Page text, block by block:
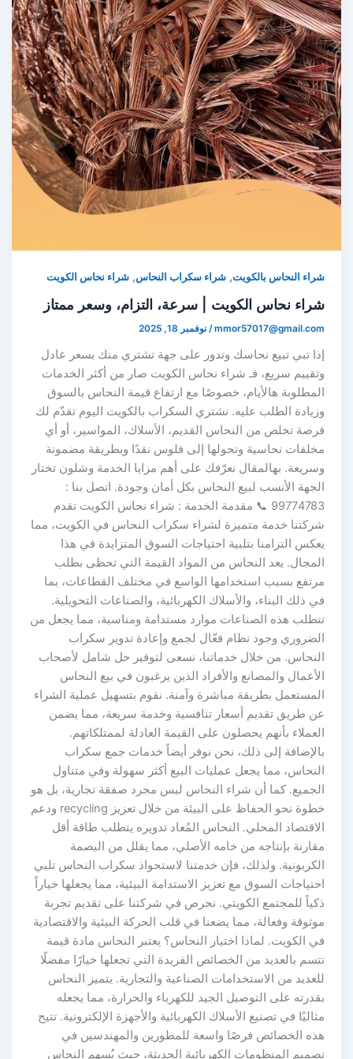
شراء النحاس بالكويت,شراء سكراب النحاس,شراء نحاس الكويت
شراء نحاس الكويت | سرعة، التزام، وسعر ممتاز
mmor57017@gmail.com
/نوفمبر 18, 2025
إذا تبي تبيع نحاسك وتدور على جهة تشتري منك بسعر عادل
وتقييم سريع، فـ شراء نحاس الكويت صار من أكثر الخدمات
المطلوبة هالأيام، خصوصًا مع ارتفاع قيمة النحاس بالسوق
وزيادة الطلب عليه. نشتري السكراب بالكويت اليوم تقدّم لك
فرصة تخلص من النحاس القديم، الأسلاك، المواسير، أو أي
مخلفات نحاسية وتحولها إلى فلوس نقدًا وبطريقة مضمونة
وسريعة. بهالمقال نعرّفك على أهم مزايا الخدمة وشلون تختار
الجهة الأنسب لبيع النحاس بكل أمان وجودة. اتصل بنا :
99774783 📞 مقدمة الخدمة : شراء نحاس الكويت تقدم
شركتنا خدمة متميزة لشراء سكراب النحاس في الكويت، مما
يعكس التزامنا بتلبية احتياجات السوق المتزايدة في هذا
المجال. يعد النحاس من المواد القيمة التي تحظى بطلب
مرتفع بسبب استخدامها الواسع في مختلف القطاعات، بما
في ذلك البناء، والأسلاك الكهربائية، والصناعات التحويلية.
تتطلب هذه الصناعات موارد مستدامة ومناسبة، مما يجعل من
الضروري وجود نظام فعّال لجمع وإعادة تدوير سكراب
النحاس. من خلال خدماتنا، نسعى لتوفير حل شامل لأصحاب
الأعمال والمصانع والأفراد الذين يرغبون في بيع النحاس
المستعمل بطريقة مباشرة وآمنة. نقوم بتسهيل عملية الشراء
عن طريق تقديم أسعار تنافسية وخدمة سريعة، مما يضمن
العملاء بأنهم يحصلون على القيمة العادلة لممتلكاتهم.
بالإضافة إلى ذلك، نحن نوفر أيضاً خدمات جمع سكراب
النحاس، مما يجعل عمليات البيع أكثر سهولة وفي متناول
الجميع. كما أن شراء النحاس ليس مجرد صفقة تجارية، بل هو
خطوة نحو الحفاظ على البيئة من خلال تعزيز recycling ودعم
الاقتصاد المحلي. النحاس المُعاد تدويره يتطلب طاقة أقل
مقارنة بإنتاجه من خامه الأصلي، مما يقلل من البصمة
الكربونية. ولذلك، فإن خدمتنا لاستحواذ سكراب النحاس تلبي
احتياجات السوق مع تعزيز الاستدامة البيئية، مما يجعلها خياراً
ذكياً للمجتمع الكويتي. نحرص في شركتنا على تقديم تجربة
موثوقة وفعالة، مما يضعنا في قلب الحركة البيئية والاقتصادية
في الكويت. لماذا اختيار النحاس؟ يعتبر النحاس مادة قيمة
تتسم بالعديد من الخصائص الفريدة التي تجعلها خيارًا مفضلًا
للعديد من الاستخدامات الصناعية والتجارية. يتميز النحاس
بقدرته على التوصيل الجيد للكهرباء والحرارة، مما يجعله
مثاليًا في تصنيع الأسلاك الكهربائية والأجهزة الإلكترونية. تتيح
هذه الخصائص فرصًا واسعة للمطورين والمهندسين في
تصميم المنظومات الكهربائية الحديثة، حيث يُسهم النحاس